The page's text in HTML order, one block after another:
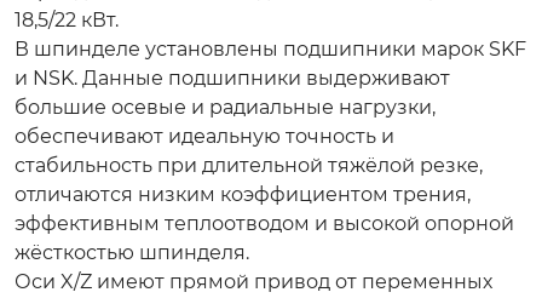
18,5/22 кВт.
В шпинделе установлены подшипники марок SKF
и NSK. Данные подшипники выдерживают
большие осевые и радиальные нагрузки,
обеспечивают идеальную точность и
стабильность при длительной тяжёлой резке,
отличаются низким коэффициентом трения,
эффективным теплоотводом и высокой опорной
жёсткостью шпинделя.
Оси X/Z имеют прямой привод от переменных